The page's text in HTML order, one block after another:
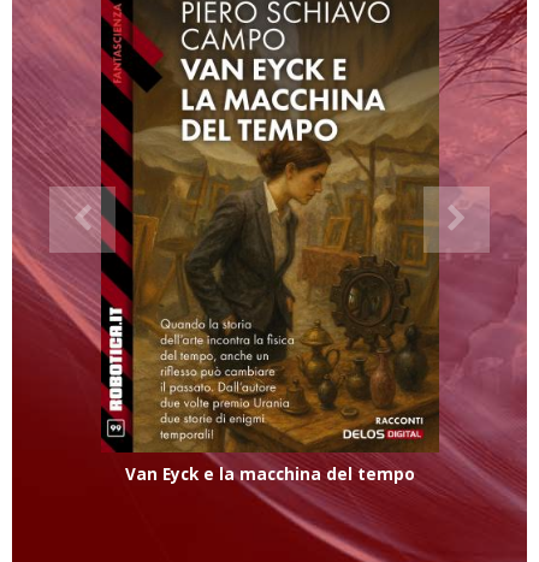
Van Eyck e la macchina del tempo